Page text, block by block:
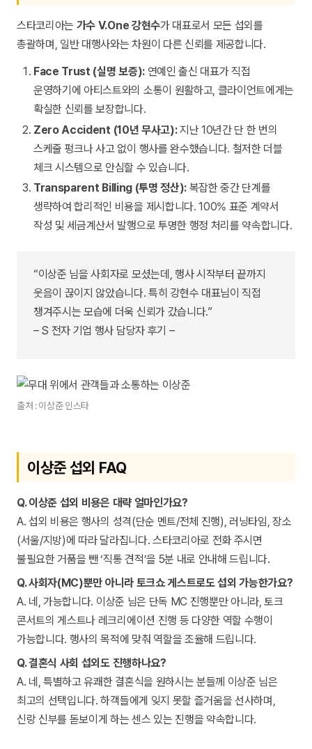
스타코리아는 가수 V.One 강현수가 대표로서 모든 섭외를
총괄하며, 일반 대행사와는 차원이 다른 신뢰를 제공합니다.
Face Trust (실명 보증):연예인 출신 대표가 직접
운영하기에 아티스트와의 소통이 원활하고, 클라이언트에게는
확실한 신뢰를 보장합니다.
Zero Accident (10년 무사고):지난 10년간 단 한 번의
스케줄 펑크나 사고 없이 행사를 완수했습니다. 철저한 더블
체크 시스템으로 안심할 수 있습니다.
Transparent Billing (투명 정산): 복잡한 중간 단계를
생략하여 합리적인 비용을 제시합니다. 100% 표준 계약서
작성 및 세금계산서 발행으로 투명한 행정 처리를 약속합니다.
“이상준 님을 사회자로 모셨는데, 행사 시작부터 끝까지
웃음이 끊이지 않았습니다. 특히 강현수 대표님이 직접
챙겨주시는 모습에 더욱 신뢰가 갔습니다.”
– S 전자 기업 행사 담당자 후기 –
출처 : 이상준 인스타
이상준 섭외 FAQ
Q. 이상준 섭외 비용은 대략 얼마인가요?
A. 섭외 비용은 행사의 성격(단순 멘트/전체 진행), 러닝타임, 장소
(서울/지방)에 따라 달라집니다. 스타코리아로 전화 주시면
불필요한 거품을 뺀 ‘직통 견적’을 5분 내로 안내해 드립니다.
Q. 사회자(MC)뿐만 아니라 토크쇼 게스트로도 섭외 가능한가요?
A. 네, 가능합니다. 이상준 님은 단독 MC 진행뿐만 아니라, 토크
콘서트의 게스트나 레크리에이션 진행 등 다양한 역할 수행이
가능합니다. 행사의 목적에 맞춰 역할을 조율해 드립니다.
Q. 결혼식 사회 섭외도 진행하나요?
A. 네, 특별하고 유쾌한 결혼식을 원하시는 분들께 이상준 님은
최고의 선택입니다. 하객들에게 잊지 못할 즐거움을 선사하며,
신랑 신부를 돋보이게 하는 센스 있는 진행을 약속합니다.